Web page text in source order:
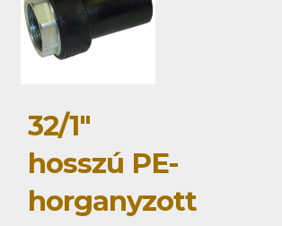
32/1"
hosszú PE-
horganyzott